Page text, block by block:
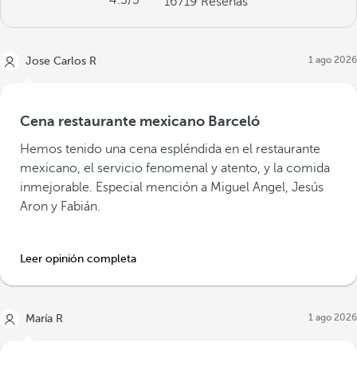
Jose Carlos R 1 ago 2026
Cena restaurante mexicano Barceló
Hemos tenido una cena espléndida en el restaurante
mexicano, el servicio fenomenal y atento, y la comida
inmejorable. Especial mención a Miguel Angel, Jesús
Aron y Fabián.
Leer opinión completa
María R 1 ago 2026